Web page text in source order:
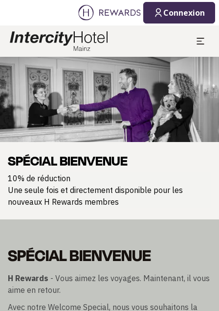
Connexion
Diapositive 1 de 1
SPÉCIAL BIENVENUE
10% de réduction
Une seule fois et directement disponible pour les
nouveaux H Rewards membres
SPÉCIAL BIENVENUE
H Rewards - Vous aimez les voyages. Maintenant, il vous
aime en retour.
Avec notre Welcome Special, nous vous souhaitons la